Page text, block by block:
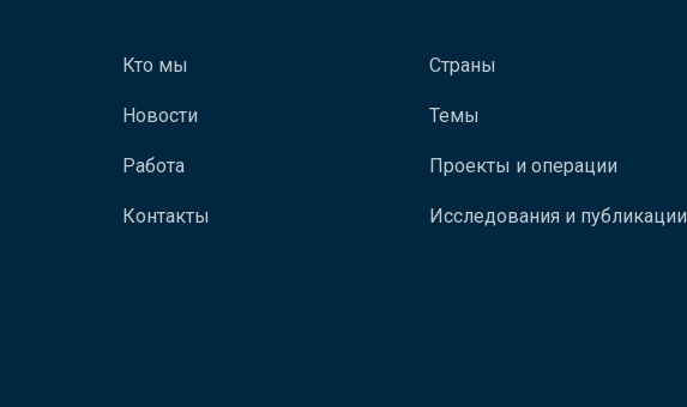
Кто мы
Новости
Работа
Контакты
Страны
Темы
Проекты и операции
Исследования и публикации